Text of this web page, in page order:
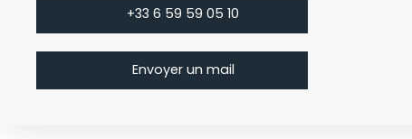
+33 6 59 59 05 10
Envoyer un mail